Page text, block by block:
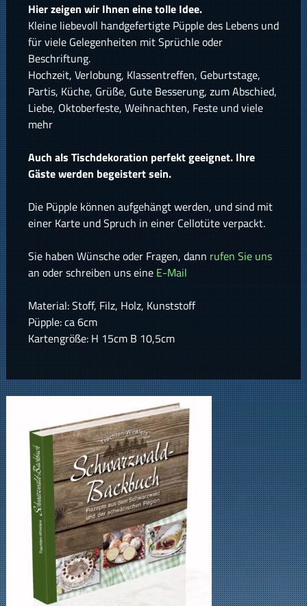
Hier zeigen wir Ihnen eine tolle Idee.
Kleine liebevoll handgefertigte Püpple des Lebens und
für viele Gelegenheiten mit Sprüchle oder
Beschriftung.
Hochzeit, Verlobung, Klassentreffen, Geburtstage,
Partis, Küche, Grüße, Gute Besserung, zum Abschied,
Liebe, Oktoberfeste, Weihnachten, Feste und viele
mehr
Auch als Tischdekoration perfekt geeignet. Ihre
Gäste werden begeistert sein.
Die Püpple können aufgehängt werden, und sind mit
einer Karte und Spruch in einer Cellotüte verpackt.
Sie haben Wünsche oder Fragen, dann rufen Sie uns
an oder schreiben uns eine E-Mail
Material: Stoff, Filz, Holz, Kunststoff
Püpple: ca 6cm
Kartengröße: H 15cm B 10,5cm